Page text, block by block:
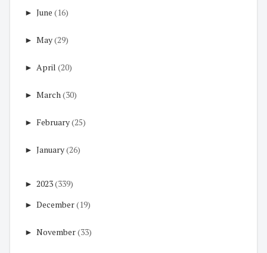
► June (16)
► May(29)
► April (20)
► March(30)
► February(25)
► January(26)
► 2023(339)
► December(19)
► November(33)